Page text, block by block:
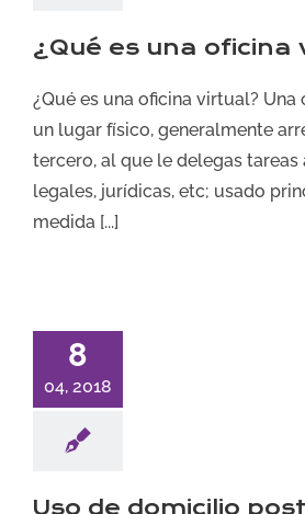
¿Qué es una oficina
¿Qué es una oficina virtual?
un lugar físico, generalmente
tercero, al que le delegas
legales, jurídicas, etc; usado
medida [...]
8
04, 2018
Uso de domicilio